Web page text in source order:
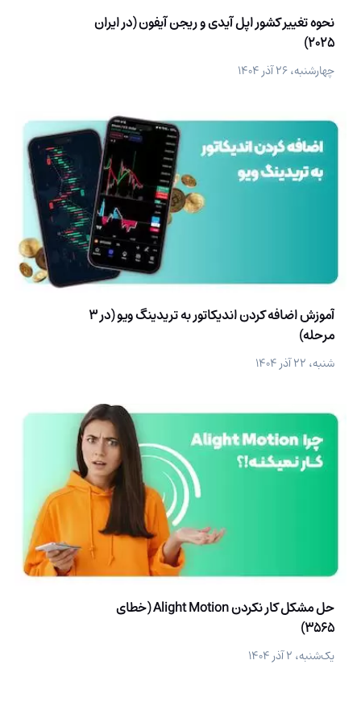
نحوه تغییر کشور اپل آیدی و ریجن آیفون (در ایران
2025)
چهارشنبه، ۲۶ آذر ۱۴۰۴
آموزش اضافه کردن اندیکاتور به تریدینگ ویو (در 3
مرحله)
شنبه، ۲۲ آذر ۱۴۰۴
حل مشکل کار نکردن Alight Motion (خطای
3565)
یک‌شنبه، ۲ آذر ۱۴۰۴